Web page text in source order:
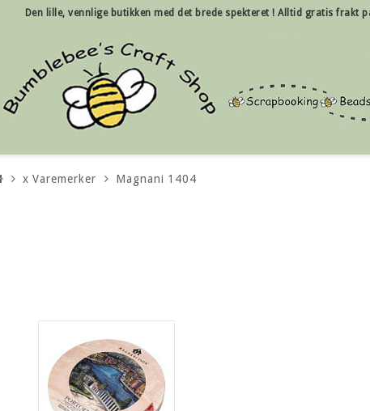
Den lille, vennlige butikken med det brede spekteret ! Alltid gratis frakt
x Varemerker Magnani 1404